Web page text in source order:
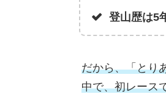
登山歴は5
だから、「とり
中で、初レース